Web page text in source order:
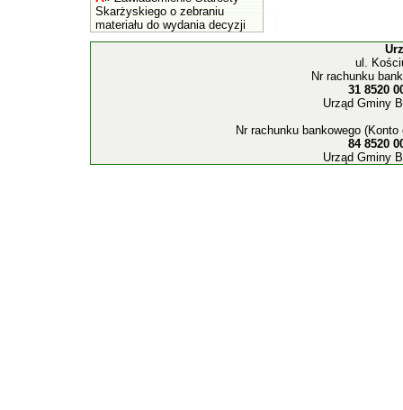
Skarżyskiego o zebraniu
materiału do wydania decyzji
ul.
Nr rachunku
31 8520
Urząd Gminy
Nr rachunku bankowego
84 8520
Urząd Gminy